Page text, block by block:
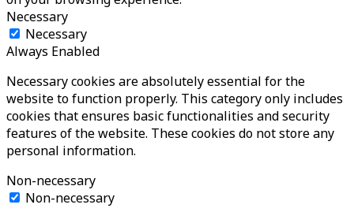
Necessary
Necessary
Always Enabled
Necessary cookies are absolutely essential for the
website to function properly. This category only includes
cookies that ensures basic functionalities and security
features of the website. These cookies do not store any
personal information.
Non-necessary
Non-necessary